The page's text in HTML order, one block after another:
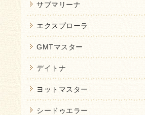
サブマリーナ
エクスプローラ
GMTマスター
デイトナ
ヨットマスター
シードゥエラー